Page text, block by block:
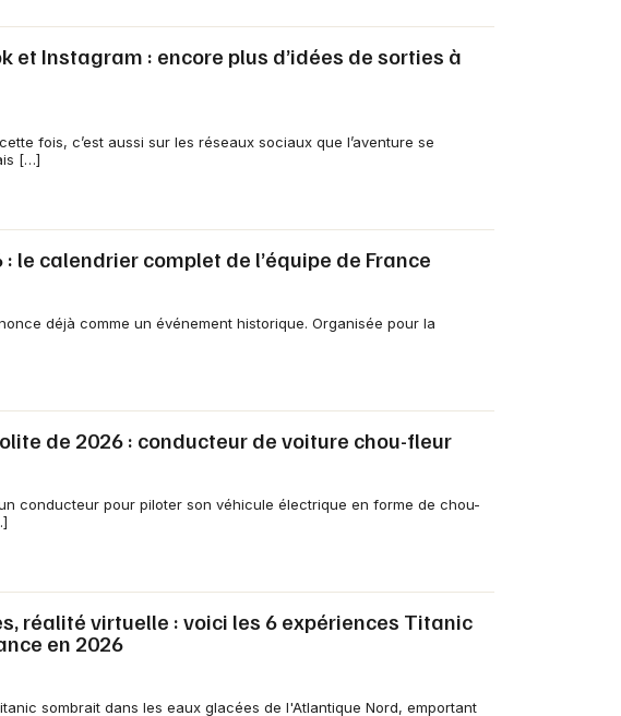
et Instagram : encore plus d’idées de sorties à
fois, c’est aussi sur les réseaux sociaux que l’aventure se
[…]
le calendrier complet de l’équipe de France
déjà comme un événement historique. Organisée pour la
de 2026 : conducteur de voiture chou-fleur
conducteur pour piloter son véhicule électrique en forme de chou-
réalité virtuelle : voici les 6 expériences Titanic
en 2026
sombrait dans les eaux glacées de l'Atlantique Nord, emportant